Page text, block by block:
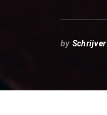
bySchrijver